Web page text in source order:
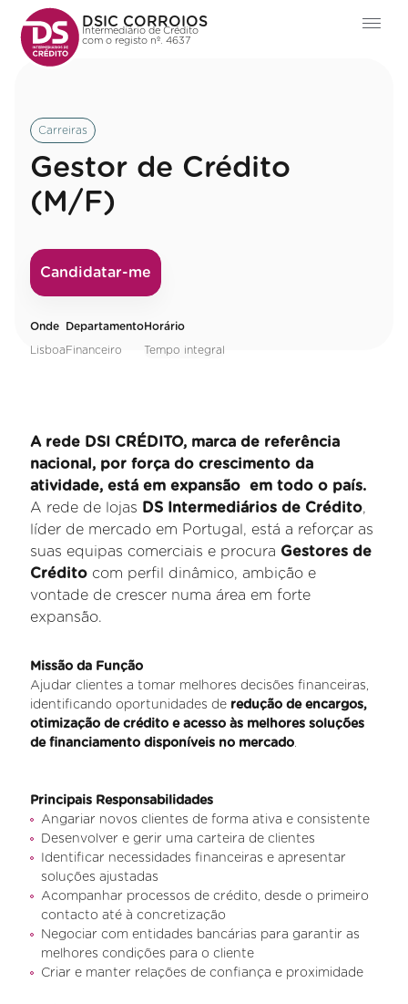
DSIC CORROIOS
Intermediário de Crédito
com o registo nº. 4637
Carreiras
Gestor de Crédito
(M/F)
Candidatar-me
Onde
Lisboa
Departamento
Financeiro
Horário
Tempo integral
A rede DSI CRÉDITO, marca de referência
nacional, por força do crescimento da
atividade, está em expansão em todo o país.
A rede de lojas
DS Intermediários de Crédito,
líder de mercado em Portugal, está a reforçar as
suas equipas comerciais e procura Gestores de
Créditocom perfil dinâmico, ambição e
vontade de crescer numa área em forte
expansão.
Missão da Função
Ajudar clientes a tomar melhores decisões financeiras,
identificando oportunidades de redução de encargos,
otimização de crédito e acesso às melhores soluções
de financiamento disponíveis no mercado.
Principais Responsabilidades
Angariar novos clientes de forma ativa e consistente
Desenvolver e gerir uma carteira de clientes
Identificar necessidades financeiras e apresentar
soluções ajustadas
Acompanhar processos de crédito, desde o primeiro
contacto até à concretização
Negociar com entidades bancárias para garantir as
melhores condições para o cliente
Criar e manter relações de confiança e proximidade